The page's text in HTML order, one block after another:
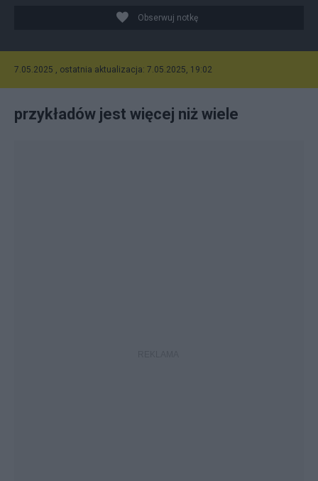
Obserwuj notkę
7.05.2025 , ostatnia aktualizacja: 7.05.2025, 19:02
przykładów jest więcej niż wiele